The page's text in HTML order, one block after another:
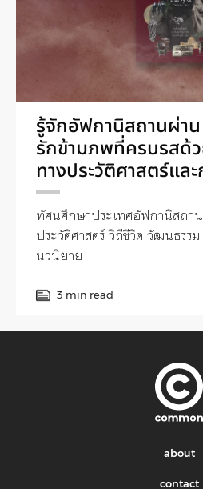
รู้จักอัฟกานิสถานผ่าน
รักข้ามภพที่ครบรสด้ว
ทางประวัติศาสตร์และ
ทัศนศึกษาประเทศอัฟกานิสถา
ประวัติศาสตร์ วิถีชีวิต วัฒนธรร
นวนิยาย
3 min read
about
contact